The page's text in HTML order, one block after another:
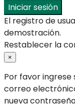
Iniciar sesión
El registro de
demostración.
Restablecer la
×
Por favor ingrese
correo
nueva